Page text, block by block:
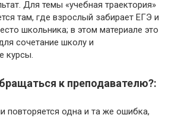
Для темы «учебная траектория»
там, где взрослый забирает ЕГЭ и
школьника; в этом материале это
сочетание школу и
курсы.
к преподавателю?:
повторяется одна и та же ошибка,